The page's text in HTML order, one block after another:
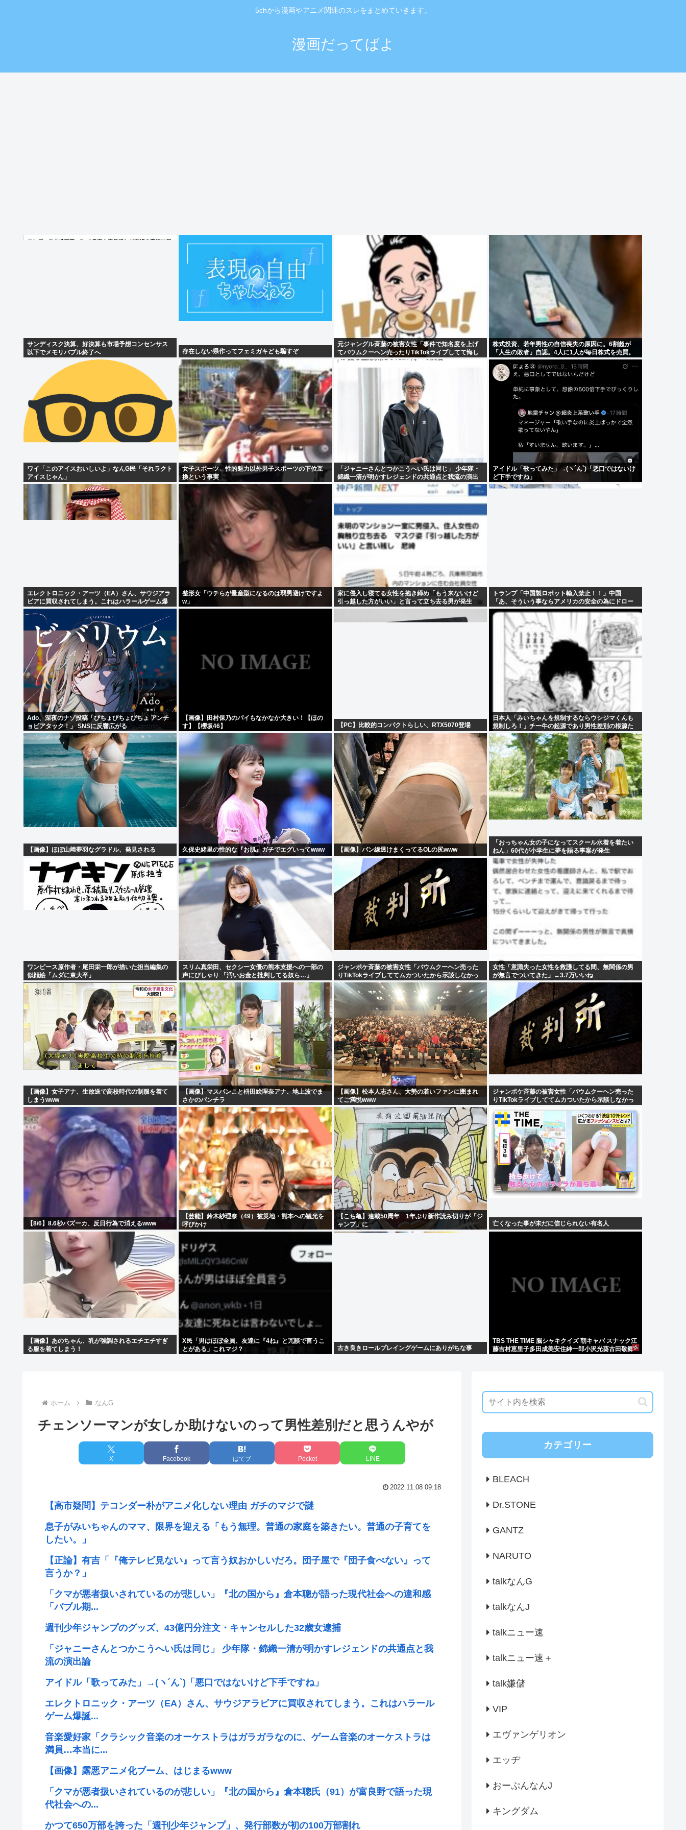
5chから漫画やアニメ関連のスレをまとめていきます。
漫画だってばよ
サンディスク決算、好決算も市場予想コンセンサス
以下でメモリバブル終了へ
存在しない県作ってフェミガキども騙すぞ
元ジャングル斉藤の被害女性「事件で知名度を上げ
てバウムクーヘン売ったりTikTokライブしてて悔し
さと怒りを感じた」
株式投資、若年男性の自信喪失の原因に。6割超が
「人生の敗者」自認。4人に1人が毎日株式を売買。
ワイ「このアイスおいしいよ」なんG民「それラクト
アイスじゃん」
女子スポーツ←性的魅力以外男子スポーツの下位互
換という事実
「ジャニーさんとつかこうへい氏は同じ」 少年隊・
錦織一清が明かすレジェンドの共通点と我流の演出
論
アイドル「歌ってみた」→(ヽ´ん`)「悪口ではないけ
ど下手ですね」
エレクトロニック・アーツ（EA）さん、サウジアラ
ビアに買収されてしまう。これはハラールゲーム爆
誕か
整形女「ウチらが量産型になるのは弱男避けですよ
w」
家に侵入し寝てる女性を抱き締め「もう来ないけど
引っ越した方がいい」と言って立ち去る男が発生
トランプ「中国製ロボット輸入禁止！！」中国
「あ、そういう事ならアメリカの安全の為にドロー
ンの輸出も止めるね？」
Ado、深夜のナゾ投稿「びちょびちょびちょ アンチ
ョビアタック！」 SNSに反響広がる
【画像】田村保乃のパイもなかなか大きい！【ほの
す】【櫻坂46】
【PC】比較的コンパクトらしい、RTX5070登場
日本人「みいちゃんを規制するならウシジマくんも
規制しろ！」チー牛の起源であり男性差別の根源た
るウシジマを許すな！！！
【画像】ほぼ山﨑夢羽なグラドル、発見される 久保史緒里の性的な『お肌』ガチでエグいってwww 【画像】パン線透けまくってるOLの尻www
「おっちゃん女の子になってスクール水着を着たい
ねん」60代が小学生に夢を語る事案が発生
ワンピース原作者・尾田栄一郎が描いた担当編集の
似顔絵「ムダに東大卒」
スリム真栄田、セクシー女優の熊本支援への一部の
声にぴしゃり 「汚いお金と批判してる奴ら…」
ジャンポケ斉藤の被害女性「バウムクーヘン売った
りTikTokライブしててムカついたから示談しなかっ
た」
女性「意識失った女性を救護してる間、無関係の男
が無言でついてきた」→3.7万いいね
【画像】女子アナ、生放送で高校時代の制服を着て
しまうwww
【画像】マスパンこと枡田絵理奈アナ、地上波でま
さかのパンチラ
【画像】松本人志さん、大勢の若いファンに囲まれ
てご満悦www
ジャンポケ斉藤の被害女性「バウムクーヘン売った
りTikTokライブしててムカついたから示談しなかっ
【8/6】8.6秒バズーカ、反日行為で消えるwww
【芸能】鈴木紗理奈（49）被災地・熊本への観光を
呼びかけ
【こち亀】連載50周年 1年ぶり新作読み切りが「ジ
ャンプ」に
亡くなった事が未だに信じられない有名人
【画像】あのちゃん、乳が強調されるエチエチすぎ
る服を着てしまう！
X民「男はほぼ全員、友達に『4ね』と冗談で言うこ
とがある」これマジ？
古き良きロールプレイングゲームにありがちな事
TBS THE TIME 脳シャキクイズ 朝キャバ スナック江
藤吉村恵里子多田成美安住紳一郎小沢光葵古田敬郷
ホーム なんG
チェンソーマンが女しか助けないのって男性差別だと思うんやが
X Facebook はてブ Pocket LINE
2022.11.08 09:18
【高市疑問】テコンダー朴がアニメ化しない理由 ガチのマジで謎
息子がみいちゃんのママ、限界を迎える「もう無理。普通の家庭を築きたい。普通の子育てを
したい。」
【正論】有吉「『俺テレビ見ない』って言う奴おかしいだろ。団子屋で『団子食べない』って
言うか？」
「クマが悪者扱いされているのが悲しい」『北の国から』倉本聰が語った現代社会への違和感
「バブル期...
週刊少年ジャンプのグッズ、43億円分注文・キャンセルした32歳女逮捕
「ジャニーさんとつかこうへい氏は同じ」 少年隊・錦織一清が明かすレジェンドの共通点と我
流の演出論
アイドル「歌ってみた」→(ヽ´ん`)「悪口ではないけど下手ですね」
エレクトロニック・アーツ（EA）さん、サウジアラビアに買収されてしまう。これはハラール
ゲーム爆誕...
音楽愛好家「クラシック音楽のオーケストラはガラガラなのに、ゲーム音楽のオーケストラは
満員…本当に...
【画像】露悪アニメ化ブーム、はじまるwww
「クマが悪者扱いされているのが悲しい」『北の国から』倉本聰氏（91）が富良野で語った現
代社会への...
かつて650万部を誇った「週刊少年ジャンプ」、発行部数が初の100万部割れ
カテゴリー
BLEACH
Dr.STONE
GANTZ
NARUTO
talkなんG
talkなんJ
talkニュー速
talkニュー速＋
talk嫌儲
VIP
エヴァンゲリオン
エッヂ
おーぷんなんJ
キングダム